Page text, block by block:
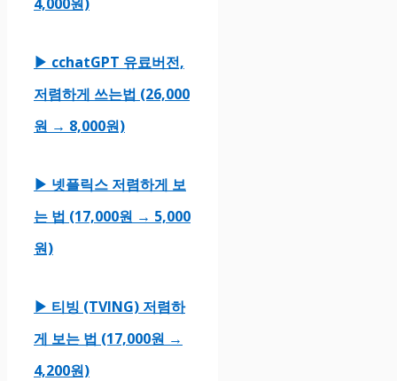
▶ cchatGPT 유료버전,
저렴하게 쓰는법 (26,000
원 → 8,000원)
▶ 넷플릭스 저렴하게 보
는 법 (17,000원 → 5,000
원)
▶ 티빙 (TVING) 저렴하
게 보는 법 (17,000원 →
4,200원)